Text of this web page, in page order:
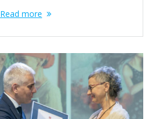
Read more